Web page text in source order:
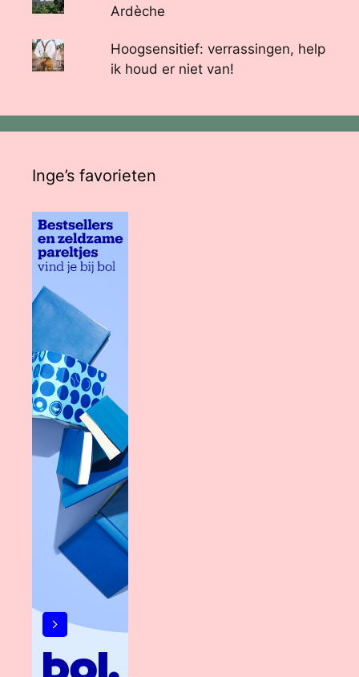
Ardèche
Hoogsensitief: verrassingen, help
ik houd er niet van!
Inge’s favorieten